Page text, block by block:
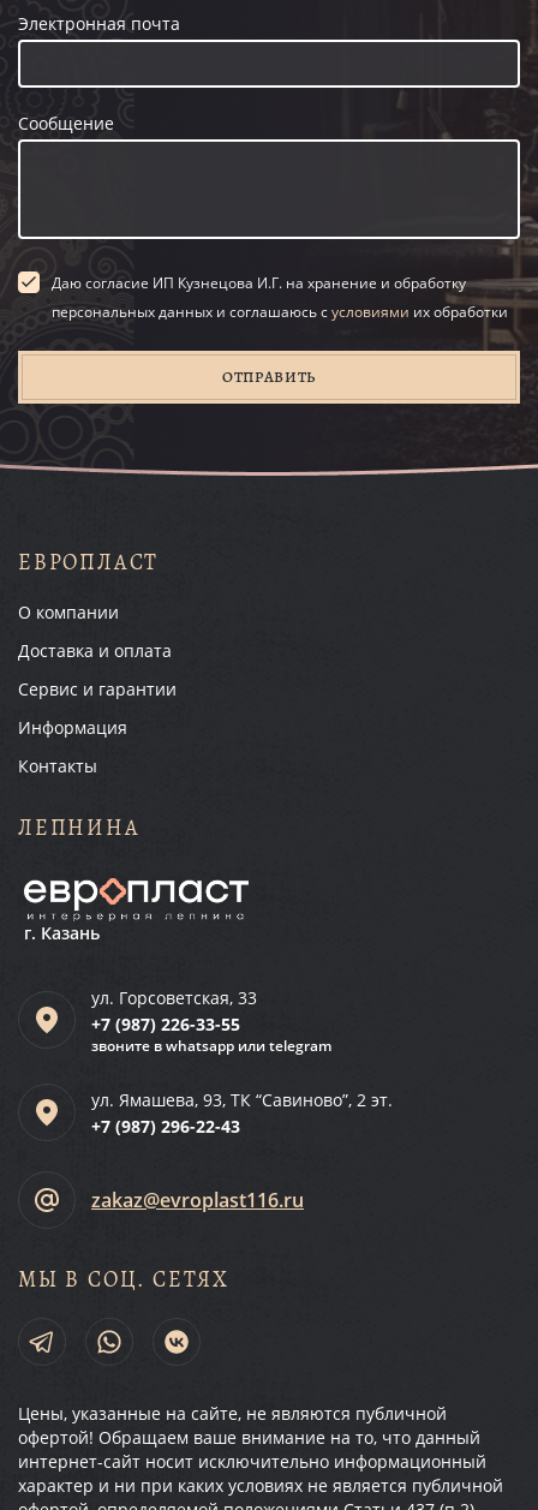
Электронная почта
Сообщение
Даю согласие ИП Кузнецова И.Г. на хранение и обработку
персональных данных и соглашаюсь сусловиями их обработки
ОТПРАВИТЬ
ЕВРОПЛАСТ
О компании
Доставка и оплата
Сервис и гарантии
Информация
Контакты
ЛЕПНИНА
г. Казань
ул. Горсоветская, 33
+7 (987) 226-33-55
звоните в whatsapp или telegram
ул. Ямашева, 93, ТК “Савиново”, 2 эт.
+7 (987) 296-22-43
zakaz@evroplast116.ru
МЫ В СОЦ. СЕТЯХ
Цены, указанные на сайте, не являются публичной
офертой! Обращаем ваше внимание на то, что данный
интернет-сайт носит исключительно информационный
характер и ни при каких условиях не является публичной